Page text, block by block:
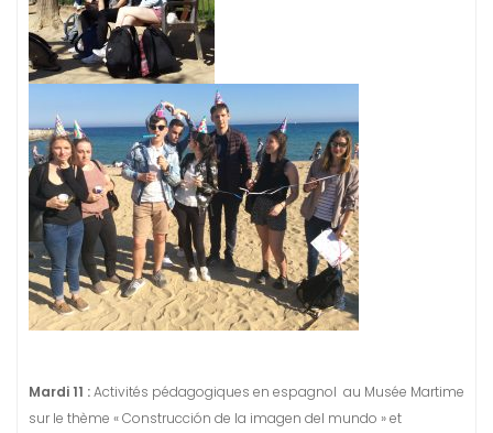
Mardi 11 :Activités pédagogiques en espagnol au Musée Martime
sur le thème « Construcción de la imagen del mundo » et